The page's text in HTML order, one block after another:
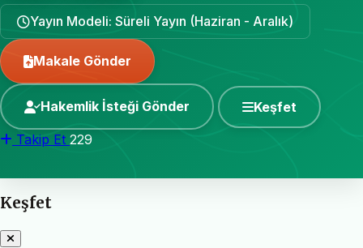
Yayın Modeli: Süreli Yayın (Haziran - Aralık)
Makale Gönder
Hakemlik İsteği Gönder Keşfet
Takip Et 229
Keşfet